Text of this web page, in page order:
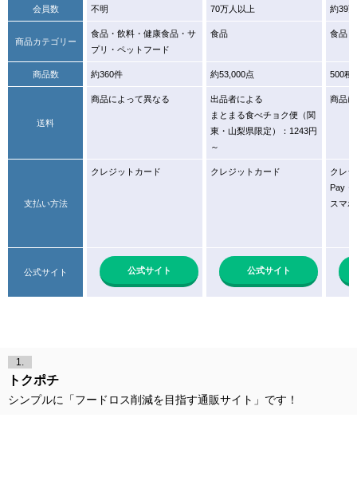
会員数 不明 70万人以上 約39
商品カテゴリー
食品・飲料・健康食品・サ
プリ・ペットフード
食品 食品
商品数 約360件 約53,000点 500種
送料
商品によって異なる
出品者による
まとまる食べチョク便（関
東・山梨県限定）：1243円
～
商品
支払い方法
クレジットカード クレジットカード
クレ
Pay・
スマ
公式サイト 公式サイト 公式サイト
1.
トクポチ
シンプルに「フードロス削減を目指す通販サイト」です！